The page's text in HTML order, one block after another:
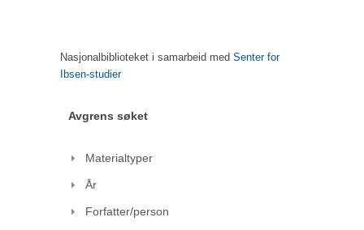
Nasjonalbiblioteket i samarbeid med Senter for
Ibsen-studier
Avgrens søket
Materialtyper
År
Forfatter/person